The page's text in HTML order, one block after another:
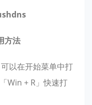
方法
以在开始菜单中打
Win + R」快速打